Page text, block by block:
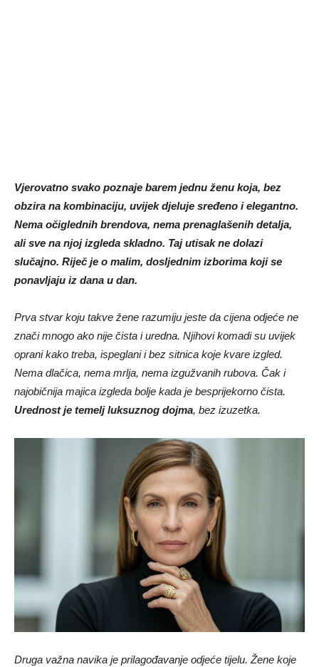
Vjerovatno svako poznaje barem jednu ženu koja, bez
obzira na kombinaciju, uvijek djeluje sređeno i elegantno.
Nema očiglednih brendova, nema prenaglašenih detalja,
ali sve na njoj izgleda skladno. Taj utisak ne dolazi
slučajno. Riječ je o malim, dosljednim izborima koji se
ponavljaju iz dana u dan.
Prva stvar koju takve žene razumiju jeste da cijena odjeće ne
znači mnogo ako nije čista i uredna. Njihovi komadi su uvijek
oprani kako treba, ispeglani i bez sitnica koje kvare izgled.
Nema dlačica, nema mrlja, nema izgužvanih rubova. Čak i
najobičnija majica izgleda bolje kada je besprijekorno čista.
Urednost je temelj luksuznog dojma, bez izuzetka.
Druga važna navika je prilagođavanje odjeće tijelu. Žene koje